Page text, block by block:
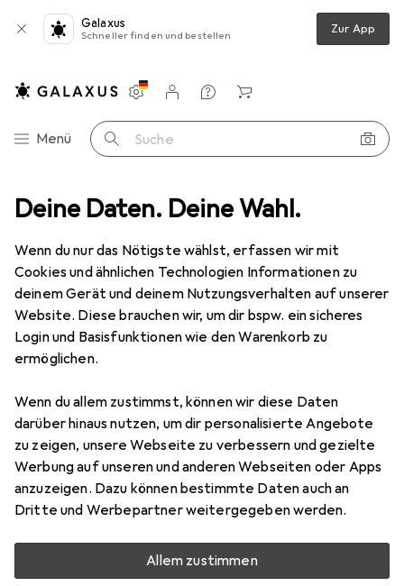
Deine Daten. Deine Wahl.
Wenn du nur das Nötigste wählst, erfassen wir mit
Cookies und ähnlichen Technologien Informationen zu
deinem Gerät und deinem Nutzungsverhalten auf unserer
Website. Diese brauchen wir, um dir bspw. ein sicheres
Login und Basisfunktionen wie den Warenkorb zu
ermöglichen.
Wenn du allem zustimmst, können wir diese Daten
darüber hinaus nutzen, um dir personalisierte Angebote
zu zeigen, unsere Webseite zu verbessern und gezielte
Werbung auf unseren und anderen Webseiten oder Apps
anzuzeigen. Dazu können bestimmte Daten auch an
Dritte und Werbepartner weitergegeben werden.
Allem zustimmen
Galaxus
Schneller finden und bestellen Zur App
Navigation nach Kategorien
Menü Suche
Einstellungen
Kundenkonto
Vergleichslisten
Merklisten
Warenkorb
Eisenwaren Möbelbeschlag Möbelrollen
3 Bilder
Tente Lenkrollen
EUR
39,90
Bewertungen Marke
Mehr von Tente
Mehr als 10 Stück an Lager beim Lieferanten
Lieferort angeben für genaue Lieferzeit